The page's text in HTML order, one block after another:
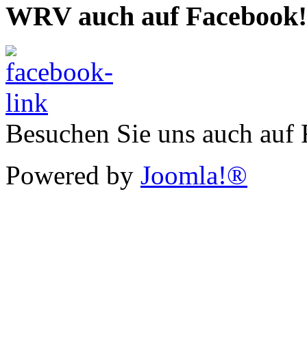
WRV auch auf Facebook!
Besuchen Sie uns auch auf
Powered by Joomla!®